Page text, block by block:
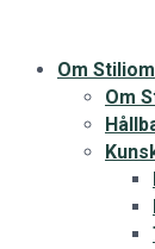
Om Stiliom
Om